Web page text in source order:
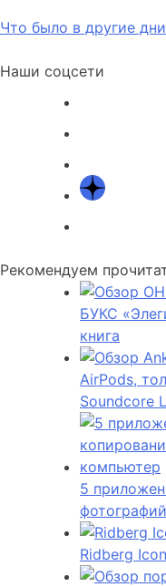
Что было в другие дни
Наши соцсети
Рекомендуем
БУКС
книга
AirPods,
Soundcore
5
Ridberg